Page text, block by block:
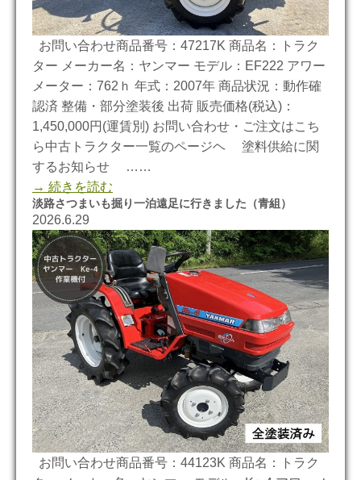
お問い合わせ商品番号：47217K 商品名：トラク
ター メーカー名：ヤンマー モデル：EF222 アワー
メーター：762ｈ 年式：2007年 商品状況：動作確
認済 整備・部分塗装後 出荷 販売価格(税込)：
1,450,000円(運賃別) お問い合わせ・ご注文はこち
ら中古トラクター一覧のページヘ 塗料供給に関
するお知らせ ……
→ 続きを読む
淡路さつまいも掘り一泊遠足に行きました（青組）
2026.6.29
お問い合わせ商品番号：44123K 商品名：トラク